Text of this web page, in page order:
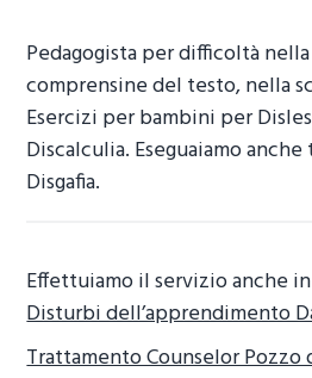
Pedagogista per difficoltà
comprensine del testo, nella
Esercizi per bambini per
Discalculia. Eseguaiamo
Disgafia.
Effettuiamo il servizio anche
Disturbi dell’apprendimento
Trattamento Counselor Pozzo